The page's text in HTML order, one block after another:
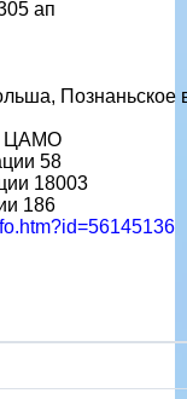
ап
Познаньское
ЦАМО
58
18003
186